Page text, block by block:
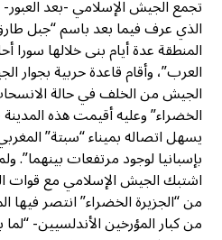
الذي عرف فيما بعد باسم “جبل
المنطقة عدة أيام بنى خلالها
العرب”، وأقام قاعدة حربية بجوار
الجيش من الخلف في حالة
الخضراء” وعليه أقيمت هذه المدينة
يسهل اتصاله بميناء “سبتة”
بإسبانيا لوجود مرتفعات
اشتبك الجيش الإسلامي مع قوات
من “الجزيرة الخضراء” انتصر فيها
من كبار المؤرخين الأندلسيين-